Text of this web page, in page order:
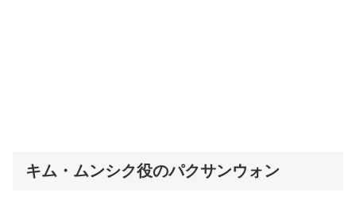
キム・ムンシク役のパクサンウォン